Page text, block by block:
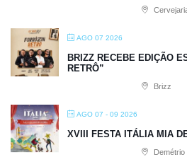
AGO 07 2026
BRIZZ RECEBE EDIÇÃO
RETRÔ”
Brizz
AGO 07 - 09 2026
XVIII FESTA ITÁLIA MIA
Demétrio